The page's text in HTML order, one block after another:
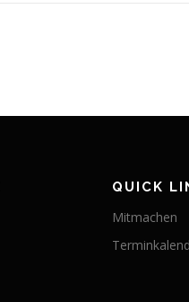
QUICK
Mitmachen